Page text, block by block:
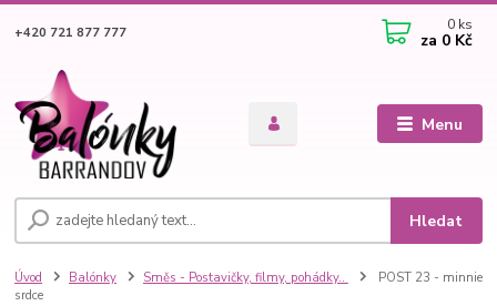
Menu
Hledat
+420 721 877 777 0 ks
za 0 Kč
Úvod Balónky Směs - Postavičky, filmy, pohádky..
POST 23 - minnie
srdce